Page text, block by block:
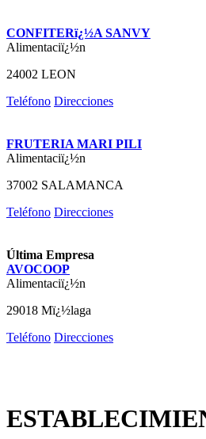
CONFITERï¿½A SANVY
Alimentaciï¿½n
24002 LEON
Teléfono Direcciones
FRUTERIA MARI PILI
Alimentaciï¿½n
37002 SALAMANCA
Teléfono Direcciones
Última Empresa
AVOCOOP
Alimentaciï¿½n
29018 Mï¿½laga
Teléfono Direcciones